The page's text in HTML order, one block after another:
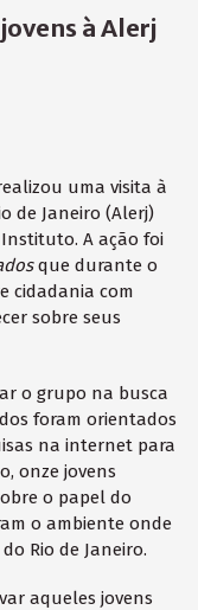
à Alerj
uma visita à
de Janeiro (Alerj)
A ação foi
que durante o
cidadania com
sobre seus
o grupo na busca
foram orientados
na internet para
onze jovens
o papel do
o ambiente onde
Rio de Janeiro.
aqueles jovens